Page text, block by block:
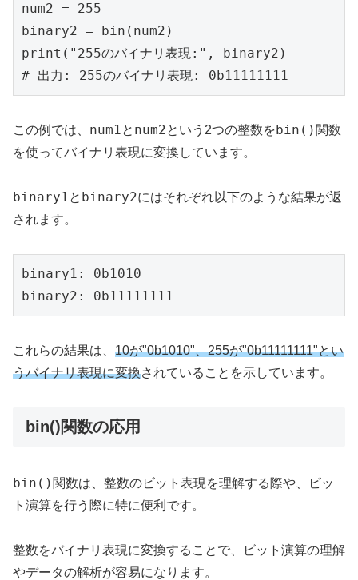
num2 = 255
binary2 = bin(num2)
print("255のバイナリ表現:", binary2)
# 出力: 255のバイナリ表現: 0b11111111
この例では、 num1と num2という2つの整数をbin() 関数
を使ってバイナリ表現に変換しています。
binary1と binary2にはそれぞれ以下のような結果が返
されます。
binary1: 0b1010
binary2: 0b11111111
これらの結果は、 10が"0b1010"、255が"0b11111111"とい
うバイナリ表現に変換されていることを示しています。
bin()関数の応用
bin() 関数は、整数のビット表現を理解する際や、ビッ
ト演算を行う際に特に便利です。
整数をバイナリ表現に変換することで、ビット演算の理解
やデータの解析が容易になります。